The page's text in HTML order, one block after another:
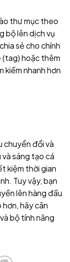
thư mục theo
bộ lên dịch vụ
sẻ cho chính
(tag) hoặc thêm
kiếm nhanh hơn
chuyển đổi và
sáng tạo cá
kiệm thời gian
Tuy vậy, bạn
lên hàng đầu
hãy cân
bộ tính năng